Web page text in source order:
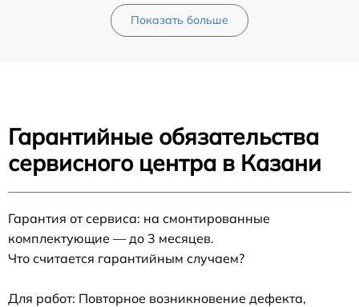
Показать больше
Гарантийные обязательства
сервисного центра в Казани
Гарантия от сервиса: на смонтированные
комплектующие — до 3 месяцев.
Что считается гарантийным случаем?
Для работ: Повторное возникновение дефекта,